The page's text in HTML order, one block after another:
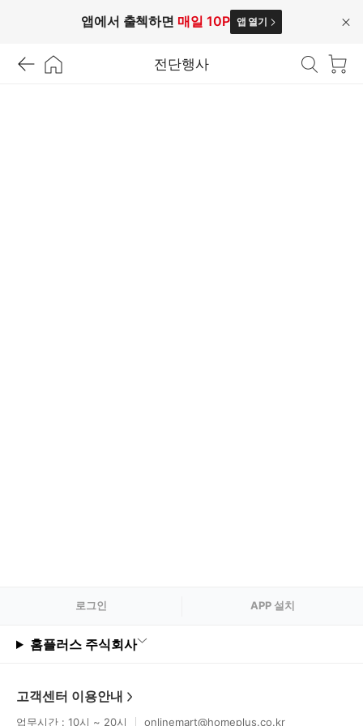
앱에서 출첵하면 매일 10P 앱 열기
닫
전단행사
로그인 APP 설치
홈플러스 주식회사
고객센터 이용안내
업무시간 : 10시 ~ 20시 onlinemart@homeplus.co.kr